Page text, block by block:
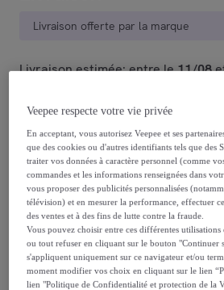
Livraison offerte par la marque
Livraison estimée: entre le11/08
Comment ça marche ?
Détails sur votre
Vous êtes à la recherche du cadeau
Veepee respecte votre vie privée
En acceptant, vous autorisez Veepee et ses
que des cookies ou d'autres identifiants tels que des
traiter vos données à caractère personnel (comme
commandes et les informations renseignées dans
vous proposer des publicités personnalisées
télévision) et en mesurer la performance, effectuer
des ventes et à des fins de lutte contre la fraude.
Vous pouvez choisir entre ces différentes
ou tout refuser en cliquant sur le bouton "Continuer
s'appliquent uniquement sur ce navigateur et/ou
moment modifier vos choix en cliquant sur le lien
lien "Politique de Confidentialité et protection de la